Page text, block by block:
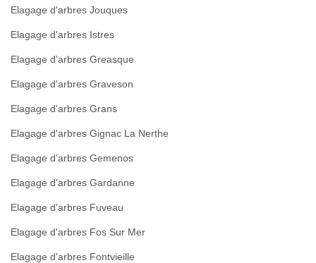
Elagage d'arbres Jouques
Elagage d'arbres Istres
Elagage d'arbres Greasque
Elagage d'arbres Graveson
Elagage d'arbres Grans
Elagage d'arbres Gignac La Nerthe
Elagage d'arbres Gemenos
Elagage d'arbres Gardanne
Elagage d'arbres Fuveau
Elagage d'arbres Fos Sur Mer
Elagage d'arbres Fontvieille